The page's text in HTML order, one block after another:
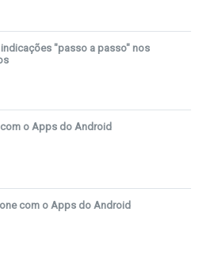
"passo a passo" nos
com o Apps do Android
com o Apps do Android